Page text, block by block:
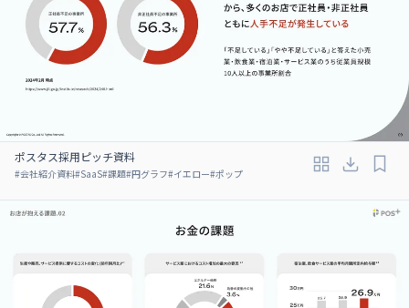
ポスタス採用ピッチ資料
#会社紹介資料#SaaS#課題#円グラフ#イエロー#ポップ